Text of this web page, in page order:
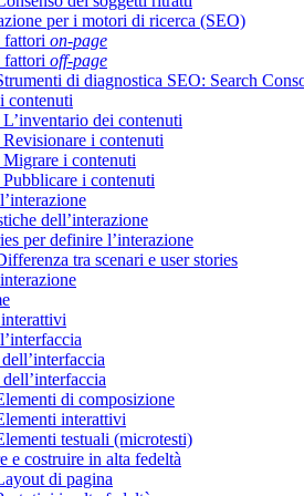
per i motori di ricerca (SEO)
fattori on-page
fattori off-page
di diagnostica SEO: Search
contenuti
dei contenuti
i contenuti
i contenuti
i contenuti
dell’interazione
per definire l’interazione
tra scenari e user stories
di composizione
interattivi
testuali (microtesti)
e costruire in alta fedeltà
di pagina